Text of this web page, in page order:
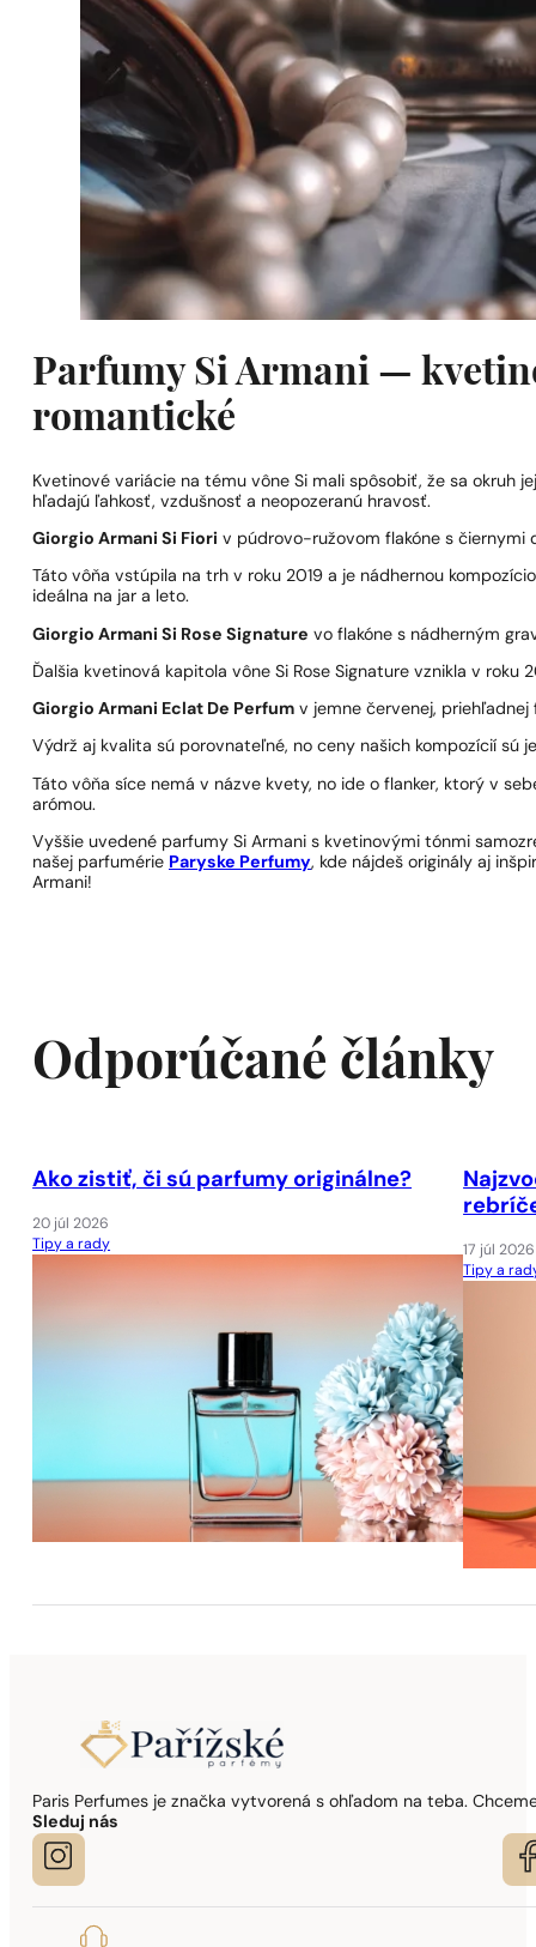
Parfumy Si Armani —
romantické
Kvetinové variácie na tému vône Si mali spôsobiť, že sa okruh
hľadajú ľahkosť, vzdušnosť a neopozeranú hravosť.
Giorgio Armani Si Fiori v púdrovo-ružovom flakóne s čiernymi
Táto vôňa vstúpila na trh v roku 2019 a je nádhernou
ideálna na jar a leto.
Giorgio Armani Si Rose Signature vo flakóne s nádherným
Ďalšia kvetinová kapitola vône Si Rose Signature vznikla v roku
Giorgio Armani Eclat De Perfum v jemne červenej, priehľadnej
Výdrž aj kvalita sú porovnateľné, no ceny našich kompozícií sú
Táto vôňa síce nemá v názve kvety, no ide o flanker, ktorý v
arómou.
Vyššie uvedené parfumy Si Armani s kvetinovými tónmi
našej parfumérie Paryske Perfumy, kde nájdeš originály aj
Armani!
Odporúčané články
Ako zistiť, či sú parfumy originálne?
20 júl 2026
Tipy a rady
17 júl 2026
Tipy a
Paris Perfumes je značka vytvorená s ohľadom na teba.
Sleduj nás